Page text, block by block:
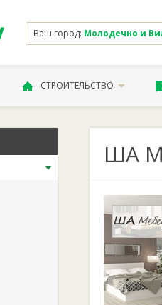
Ваш город: Молодечно и
СТРОИТЕЛЬСТВО
ША